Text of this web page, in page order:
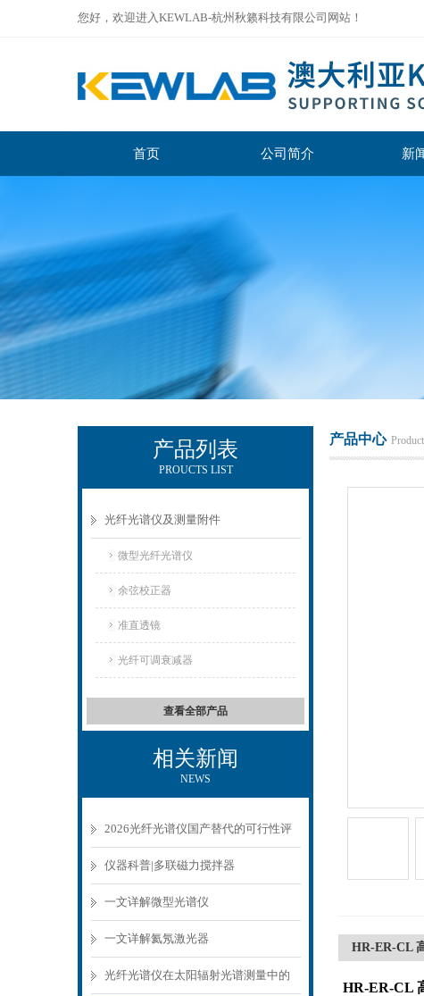
您好，欢迎进入KEWLAB-杭州秋籁科技有限公司网站！
首页 公司简介 新
产品列表
PROUCTS LIST
光纤光谱仪及测量附件
微型光纤光谱仪
余弦校正器
准直透镜
光纤可调衰减器
查看全部产品
相关新闻
NEWS
2026光纤光谱仪国产替代的可行性评
估与实测数据
仪器科普|多联磁力搅拌器
一文详解微型光谱仪
一文详解氦氖激光器
光纤光谱仪在太阳辐射光谱测量中的
产品中心
HR-ER-CL
HR-ER-CL